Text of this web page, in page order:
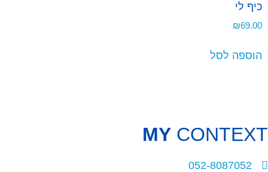
כיף לי
₪69.00
הוספה לסל
CONTEXT
MY
052-8087052